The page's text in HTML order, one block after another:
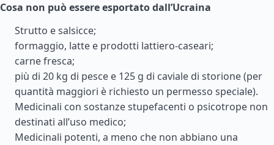
Cosa non può essere esportato dall’Ucraina
Strutto e salsicce;
formaggio, latte e prodotti lattiero-caseari;
carne fresca;
più di 20 kg di pesce e 125 g di caviale di storione (per
quantità maggiori è richiesto un permesso speciale).
Medicinali con sostanze stupefacenti o psicotrope non
destinati all’uso medico;
Medicinali potenti, a meno che non abbiano una